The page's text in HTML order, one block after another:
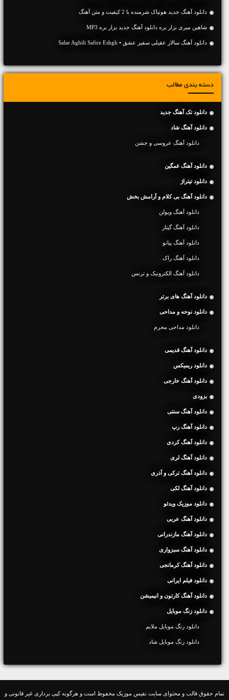
دانلود آهنگ جديد هونیاک شرمنده با 2 کیفیت و متن آهنگ
شاهین میری بزار بره دانلود آهنگ جدید بزار بره MP3
دانلود آهنگ سالار عقیلی سفیر عشق • Salar Aghili Safire Eshgh
دسته بندی مطالب
دانلود تک آهنگ جدید
دانلود آهنگ شاد
دانلود آهنگ عروسی و جشن
دانلود آهنگ غمگین
دانلود تیتراژ
دانلود آهنگ بی کلام و آرامش بخش
دانلود آهنگ ویولن
دانلود آهنگ گیتار
دانلود آهنگ پیانو
دانلود آهنگ راک
دانلود آهنگ الکترونیک و ترنس
دانلود آهنگ های برتر
دانلود نوحه و مداحی
دانلود مداحی محرم
دانلود آهنگ قدیمی
دانلود ریمیکس
دانلود آهنگ خارجی
بزودی
دانلود آهنگ سنتی
دانلود آهنگ رپ
دانلود آهنگ کردی
دانلود آهنگ لری
دانلود آهنگ ترکی و آذری
دانلود آهنگ لکی
دانلود موزیک ویدئو
دانلود آهنگ عربی
دانلود آهنگ مازندرانی
دانلود آهنگ سبزواری
دانلود آهنگ کرمانجی
دانلود فیلم ایرانی
دانلود آهنگ کارتون و انیمیشن
دانلود زنگ موبایل
دانلود زنگ موبایل ملایم
دانلود زنگ موبایل شاد
تمام حقوق قالب و محتوای سایت نفیس موزیک محفوظ است و هرگونه کپی برداری غیر قانونی و